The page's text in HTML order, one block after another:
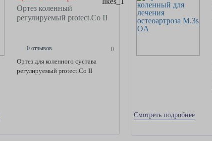
Ортез коленный
регулируемый protect.Co II
0 отзывов 0
Ортез для коленного сустава
регулируемый protect.Co II
Смотреть подробнее